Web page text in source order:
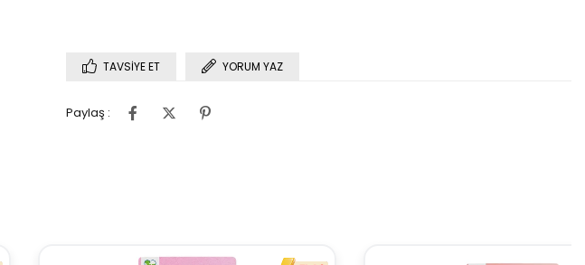
TAVSIYE ET YORUM YAZ
Paylaş :